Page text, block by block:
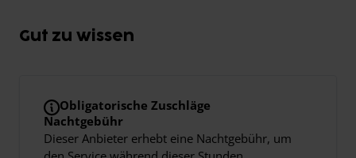
Gut zu wissen
Obligatorische Zuschläge
Nachtgebühr
Dieser Anbieter erhebt eine Nachtgebühr, um